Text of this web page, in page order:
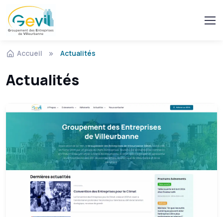
Accueil Actualités
Actualités